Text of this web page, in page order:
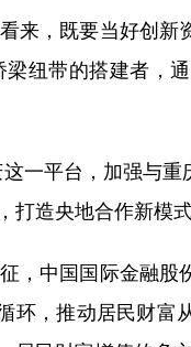
来，既要当好创
纽带的搭建者，
一平台，加强与
造央地合作新模式
，中国国际金融
，推动居民财富